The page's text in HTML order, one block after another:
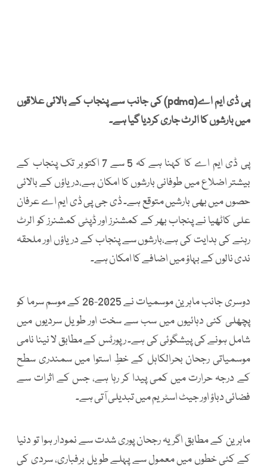
پی ڈی ایم اے(pdma) کی جانب سے پنجاب کے بالائی علاقوں
میں بارشوں کا الرٹ جاری کردیا گیا ہے۔
پی ڈی ایم اے کا کہنا ہے کہ 5 سے 7 اکتوبر تک پنجاب کے
بیشتر اضلاع میں طوفانی بارشوں کا امکان ہے،دریاؤں کے بالائی
حصوں میں بھی بارشیں متوقع ہے۔ ڈی جی پی ڈی ایم اے عرفان
علی کاٹھیا نے پنجاب بھر کے کمشنرز اور ڈپٹی کمشنرز کو الرٹ
رہنے کی ہدایت کی ہے،بارشوں سے پنجاب کے دریاؤں اور ملحقہ
ندی نالوں کے بہاؤ میں اضافے کا امکان ہے۔
دوسری جانب ماہرین موسمیات نے 2025-26 کے موسم سرما کو
پچھلی کئی دہائیوں میں سب سے سخت اور طویل سردیوں میں
شامل ہونے کی پیشگوئی کی ہے۔ رپورٹس کے مطابق لا نینا نامی
موسمیاتی رجحان بحرالکاہل کے خطِ استوا میں سمندری سطح
کے درجہ حرارت میں کمی پیدا کر رہا ہے، جس کے اثرات سے
فضائی دباؤ اور جیٹ اسٹریم میں تبدیلی آتی ہے۔
ماہرین کے مطابق اگر یہ رجحان پوری شدت سے نمودار ہوا تو دنیا
کے کئی خطوں میں معمول سے پہلے طویل برفباری، سردی کی